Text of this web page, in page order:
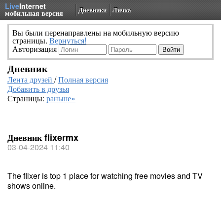
LiveInternet
мобильная версия Дневники Личка
Вы были перенаправлены на мобильную версию
страницы. Вернуться!
Авторизация
Дневник
Лента друзей /Полная версия
Добавить в друзья
Страницы: раньше»
Дневник flixermx
03-04-2024 11:40
The flixer is top 1 place for watching free movies and TV
shows online.